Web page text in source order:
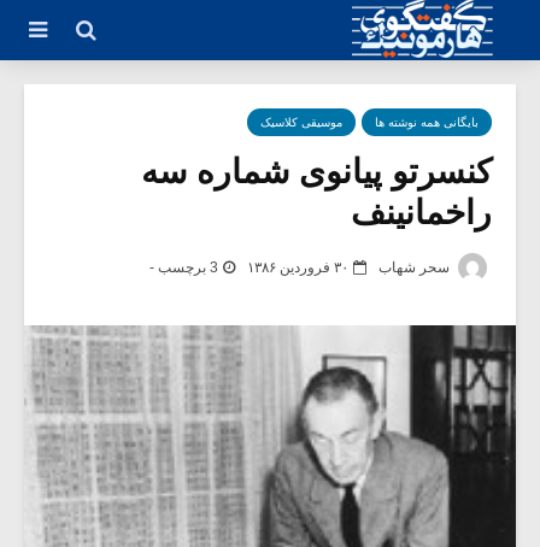
بایگانی همه نوشته ها موسیقی کلاسیک
کنسرتو پیانوی شماره سه
راخمانینف
سحر شهاب ۳۰ فروردین ۱۳۸۶ 3 برچسب -